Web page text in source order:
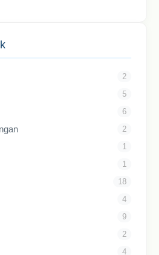
2
5
6
2
1
1
18
4
9
2
4